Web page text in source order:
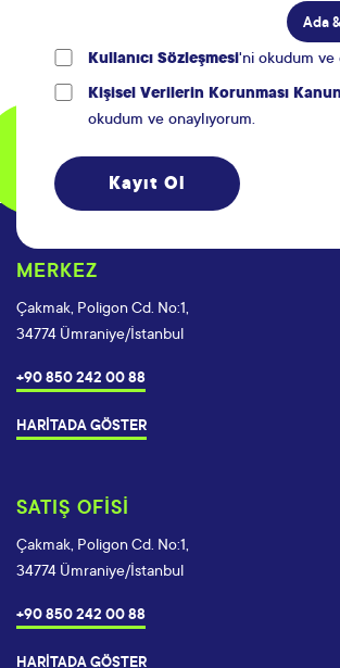
Ada
Kullanıcı Sözleşmesi'ni okudum ve
Kişisel Verilerin Korunması
okudum ve onaylıyorum.
MERKEZ
Çakmak, Poligon Cd. No:1,
34774 Ümraniye/İstanbul
+90 850 242 00 88
HARİTADA GÖSTER
SATIŞ OFİSİ
Çakmak, Poligon Cd. No:1,
34774 Ümraniye/İstanbul
+90 850 242 00 88
HARİTADA GÖSTER